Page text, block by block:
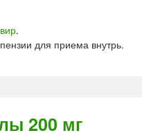
.
для приема внутрь.
200 мг